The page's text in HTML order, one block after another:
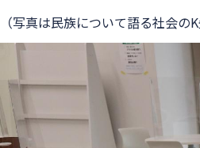
（写真は民族について語る社会のK